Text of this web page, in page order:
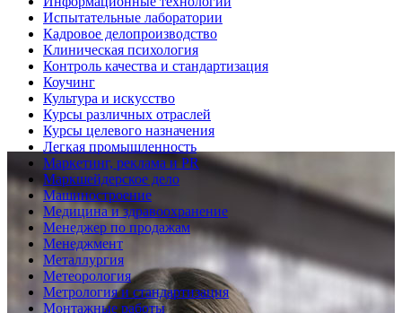
Испытательные лаборатории
Кадровое делопроизводство
Клиническая психология
Контроль качества и стандартизация
Коучинг
Культура и искусство
Курсы различных отраслей
Курсы целевого назначения
Легкая промышленность
Маркетинг, реклама и PR
Маркшейдерское дело
Машиностроение
Медицина и здравоохранение
Менеджер по продажам
Менеджмент
Металлургия
Метеорология
Метрология и стандартизация
Монтажные работы